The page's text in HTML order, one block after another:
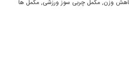
وزن, مکمل چربی سوز ورزشی, مکمل ها